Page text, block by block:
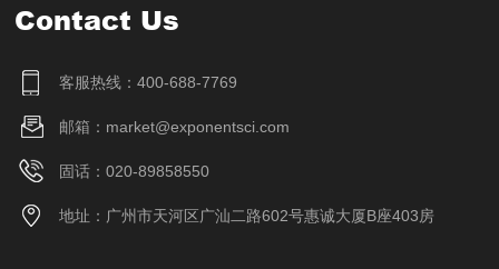
Contact Us
客服热线：400-688-7769
邮箱：market@exponentsci.com
固话：020-89858550
地址：广州市天河区广汕二路602号惠诚大厦B座403房